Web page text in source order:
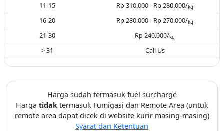
11-15 Rp 310.000 - Rp 280.000/kg
16-20 Rp 280.000 - Rp 270.000/kg
21-30 Rp 240.000/kg
> 31 Call Us
Harga sudah termasuk fuel surcharge
Harga tidaktermasuk Fumigasi dan Remote Area (untuk
remote area dapat dicek di website kurir masing-masing)
Syarat dan Ketentuan